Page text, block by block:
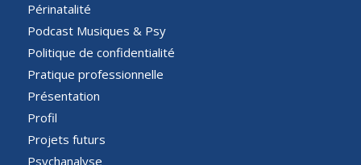
Périnatalité
Podcast Musiques & Psy
Politique de confidentialité
Pratique professionnelle
Présentation
Profil
Projets futurs
Psychanalyse